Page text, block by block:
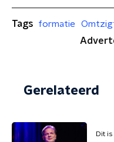
Tags formatie
Gerelateerd
Dit is